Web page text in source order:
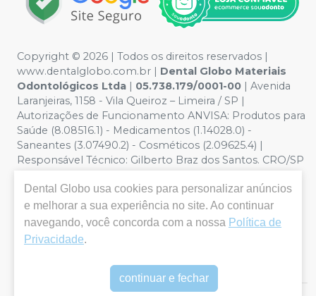
Copyright © 2026 | Todos os direitos reservados |
www.dentalglobo.com.br | Dental Globo Materiais
Odontológicos Ltda | 05.738.179/0001-00 | Avenida
Laranjeiras, 1158 - Vila Queiroz – Limeira / SP |
Autorizações de Funcionamento ANVISA: Produtos para
Saúde (8.08516.1) - Medicamentos (1.14028.0) -
Saneantes (3.07490.2) - Cosméticos (2.09625.4) |
Responsável Técnico: Gilberto Braz dos Santos. CRO/SP
meramente ilustrativas - Os preços e condições da loja
virtual estão sujeitos a alterações. Em caso de
divergência de preços no site, o valor válido é o do
Carrinho de Compra. Não vendemos por atacado por
isso nos reservamos o direito de não atender compras
de grandes volumes pelo site.
Dental Globo usa cookies para personalizar anúncios
e melhorar a sua experiência no site. Ao continuar
navegando, você concorda com a nossa Política de
Privacidade.
continuar e fechar